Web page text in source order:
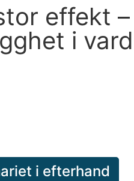
effekt
i
i efterhand